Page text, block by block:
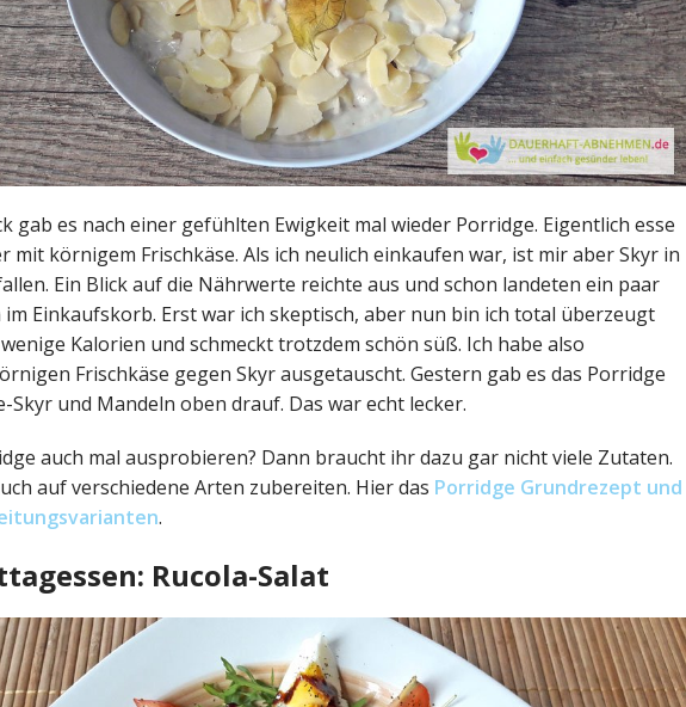
gab es nach einer gefühlten Ewigkeit mal wieder Porridge. Eigentlich esse
mit körnigem Frischkäse. Als ich neulich einkaufen war, ist mir aber Skyr in
Ein Blick auf die Nährwerte reichte aus und schon landeten ein paar
im Einkaufskorb. Erst war ich skeptisch, aber nun bin ich total überzeugt
Kalorien und schmeckt trotzdem schön süß. Ich habe also
Frischkäse gegen Skyr ausgetauscht. Gestern gab es das Porridge
Skyr und Mandeln oben drauf. Das war echt lecker.
auch mal ausprobieren? Dann braucht ihr dazu gar nicht viele Zutaten.
auf verschiedene Arten zubereiten. Hier das Porridge Grundrezept und
.
Rucola-Salat